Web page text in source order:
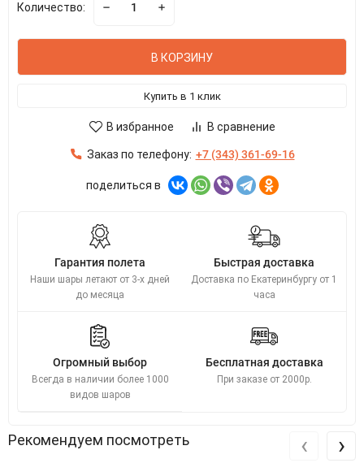
Количество:
В КОРЗИНУ
Купить в 1 клик
В избранное В сравнение
Заказ по телефону: +7 (343) 361-69-16
поделиться в
Гарантия полета
Наши шары летают от 3-х дней
до месяца
Быстрая доставка
Доставка по Екатеринбургу от 1
часа
Огромный выбор
Всегда в наличии более 1000
видов шаров
Бесплатная доставка
При заказе от 2000р.
Рекомендуем посмотреть ‹ ›